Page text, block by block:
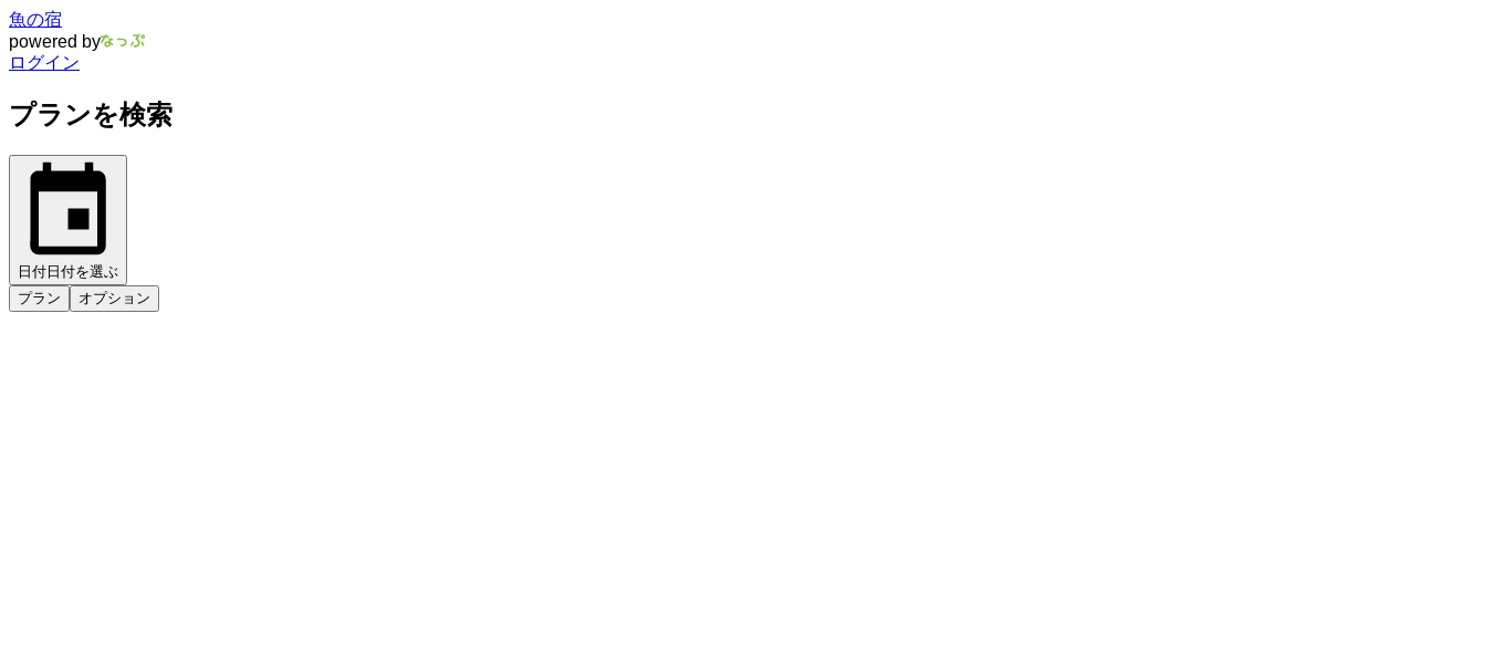
魚の宿
powered by
ログイン
プランを検索
日付 日付を選ぶ
プラン
オプション